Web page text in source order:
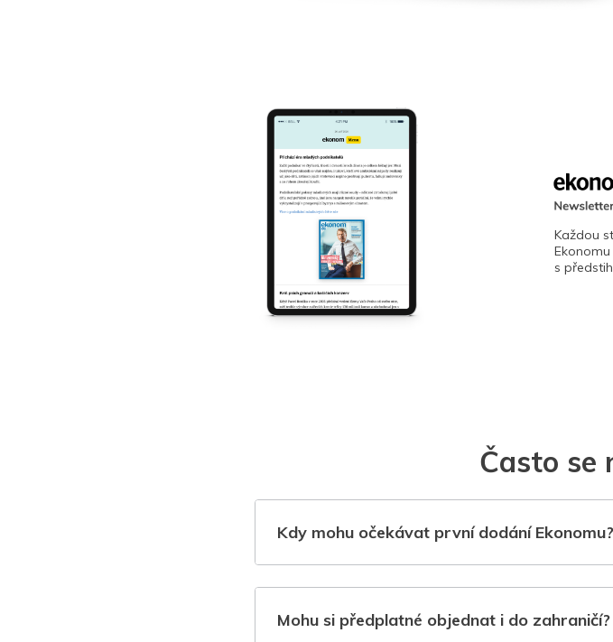
Každou
s
Často se
Kdy mohu očekávat první dodání Ekonomu?
Mohu si předplatné objednat i do zahraničí?